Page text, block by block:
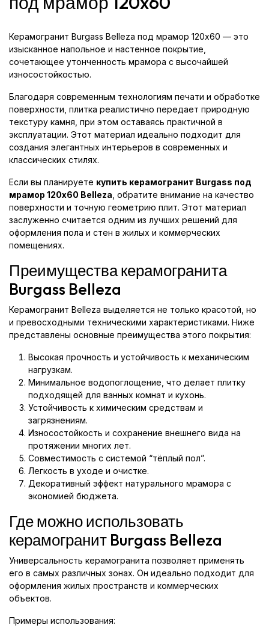
Керамогранит Burgass Belleza под мрамор 120x60 — это
изысканное напольное и настенное покрытие,
сочетающее утонченность мрамора с высочайшей
износостойкостью.
Благодаря современным технологиям печати и обработке
поверхности, плитка реалистично передает природную
текстуру камня, при этом оставаясь практичной в
эксплуатации. Этот материал идеально подходит для
создания элегантных интерьеров в современных и
классических стилях.
Если вы планируете купить керамогранит Burgass под
мрамор 120x60 Belleza , обратите внимание на качество
поверхности и точную геометрию плит. Этот материал
заслуженно считается одним из лучших решений для
оформления пола и стен в жилых и коммерческих
помещениях.
Преимущества керамогранита
Burgass Belleza
Керамогранит Belleza выделяется не только красотой, но
и превосходными техническими характеристиками. Ниже
представлены основные преимущества этого покрытия:
Высокая прочность и устойчивость к механическим
нагрузкам.
Минимальное водопоглощение, что делает плитку
подходящей для ванных комнат и кухонь.
Устойчивость к химическим средствам и
загрязнениям.
Износостойкость и сохранение внешнего вида на
протяжении многих лет.
Совместимость с системой “тёплый пол”.
Легкость в уходе и очистке.
Декоративный эффект натурального мрамора с
экономией бюджета.
Где можно использовать
керамогранит Burgass Belleza
Универсальность керамогранита позволяет применять
его в самых различных зонах. Он идеально подходит для
оформления жилых пространств и коммерческих
объектов.
Примеры использования: